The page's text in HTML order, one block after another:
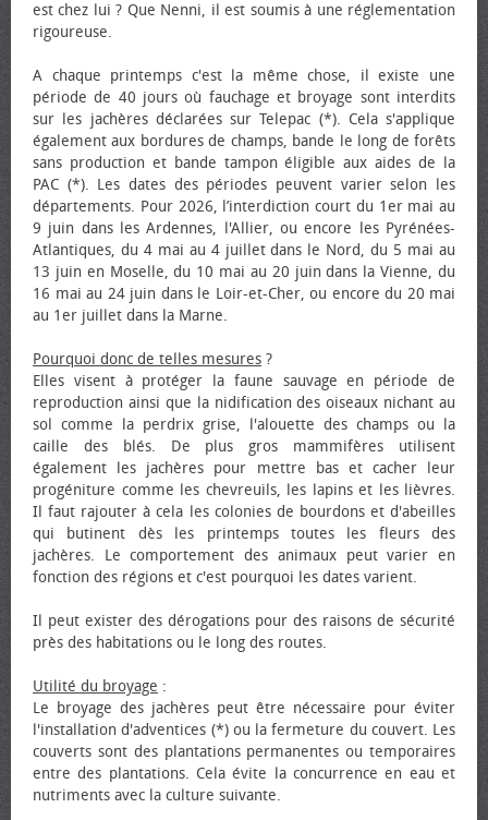
est chez lui ? Que Nenni, il est soumis à une réglementation
rigoureuse.
A chaque printemps c'est la même chose, il existe une
période de 40 jours où fauchage et broyage sont interdits
sur les jachères déclarées sur Telepac (*). Cela s'applique
également aux bordures de champs, bande le long de forêts
sans production et bande tampon éligible aux aides de la
PAC (*). Les dates des périodes peuvent varier selon les
départements. Pour 2026, l’interdiction court du 1er mai au
9 juin dans les Ardennes, l'Allier, ou encore les Pyrénées-
Atlantiques, du 4 mai au 4 juillet dans le Nord, du 5 mai au
13 juin en Moselle, du 10 mai au 20 juin dans la Vienne, du
16 mai au 24 juin dans le Loir-et-Cher, ou encore du 20 mai
au 1er juillet dans la Marne.
Pourquoi donc de telles mesures ?
Elles visent à protéger la faune sauvage en période de
reproduction ainsi que la nidification des oiseaux nichant au
sol comme la perdrix grise, l'alouette des champs ou la
caille des blés. De plus gros mammifères utilisent
également les jachères pour mettre bas et cacher leur
progéniture comme les chevreuils, les lapins et les lièvres.
Il faut rajouter à cela les colonies de bourdons et d'abeilles
qui butinent dès les printemps toutes les fleurs des
jachères. Le comportement des animaux peut varier en
fonction des régions et c'est pourquoi les dates varient.
Il peut exister des dérogations pour des raisons de sécurité
près des habitations ou le long des routes.
Utilité du broyage :
Le broyage des jachères peut être nécessaire pour éviter
l'installation d'adventices (*) ou la fermeture du couvert. Les
couverts sont des plantations permanentes ou temporaires
entre des plantations. Cela évite la concurrence en eau et
nutriments avec la culture suivante.